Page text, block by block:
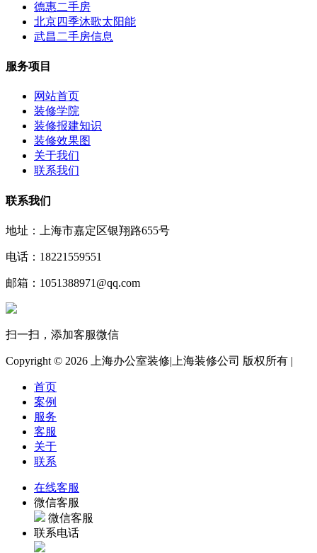
德惠二手房
北京四季沐歌太阳能
武昌二手房信息
服务项目
网站首页
装修学院
装修报建知识
装修效果图
关于我们
联系我们
联系我们
地址：上海市嘉定区银翔路655号
电话：18221559551
邮箱：1051388971@qq.com
扫一扫，添加客服微信
Copyright © 2026 上海办公室装修|上海装修公司 版权所有 |
首页
案例
服务
客服
关于
联系
在线客服
微信客服
微信客服
联系电话